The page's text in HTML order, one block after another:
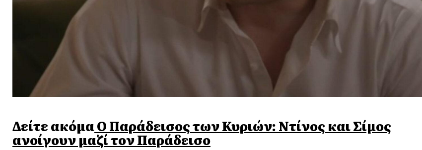
Δείτε ακόμαΟ Παράδεισος των Κυριών: Ντίνος και Σίμος
ανοίγουν μαζί τον Παράδεισο